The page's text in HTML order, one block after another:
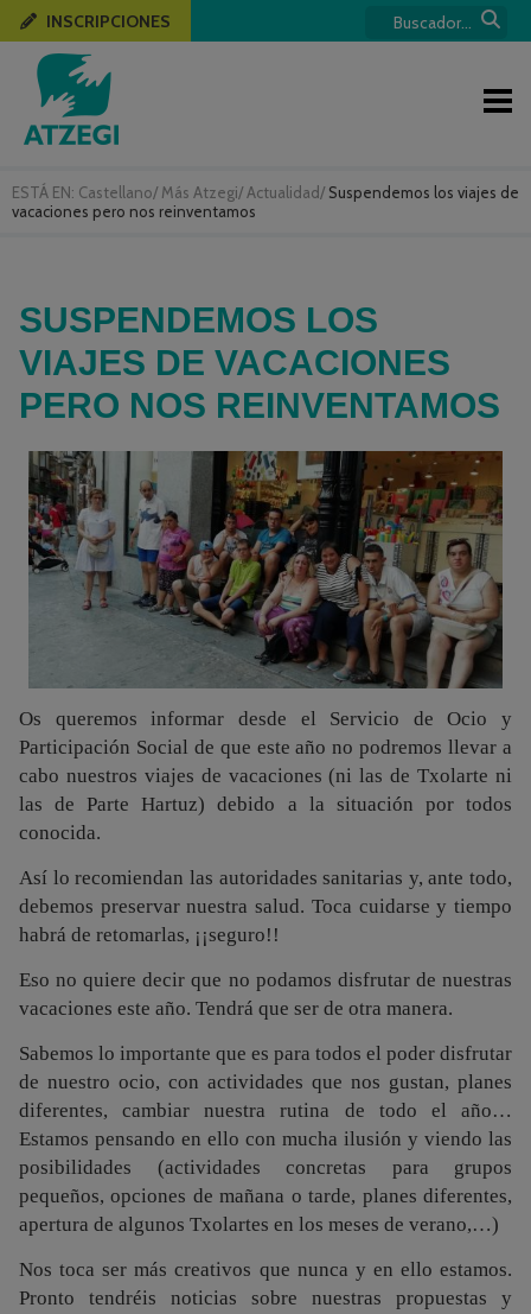
ESTÁ EN: Castellano/ Más Atzegi/ Actualidad/ Suspendemos los viajes de
vacaciones pero nos reinventamos
INSCRIPCIONES
SUSPENDEMOS LOS
VIAJES DE VACACIONES
PERO NOS REINVENTAMOS
Os queremos informar desde el Servicio de Ocio y
Participación Social de que este año no podremos llevar a
cabo nuestros viajes de vacaciones (ni las de Txolarte ni
las de Parte Hartuz) debido a la situación por todos
conocida.
Así lo recomiendan las autoridades sanitarias y, ante todo,
debemos preservar nuestra salud. Toca cuidarse y tiempo
habrá de retomarlas, ¡¡seguro!!
Eso no quiere decir que no podamos disfrutar de nuestras
vacaciones este año. Tendrá que ser de otra manera.
Sabemos lo importante que es para todos el poder disfrutar
de nuestro ocio, con actividades que nos gustan, planes
diferentes, cambiar nuestra rutina de todo el año…
Estamos pensando en ello con mucha ilusión y viendo las
posibilidades (actividades concretas para grupos
pequeños, opciones de mañana o tarde, planes diferentes,
apertura de algunos Txolartes en los meses de verano,…)
Nos toca ser más creativos que nunca y en ello estamos.
Pronto tendréis noticias sobre nuestras propuestas y